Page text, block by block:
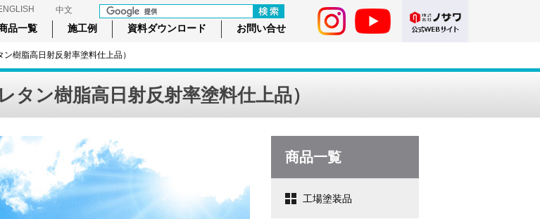
中文
品一覧 施工例 資料ダウンロード お問い合せ
樹脂高日射反射率塗料仕上品）
タン樹脂高日射反射率塗料仕上品）
商品一覧
工場塗装品